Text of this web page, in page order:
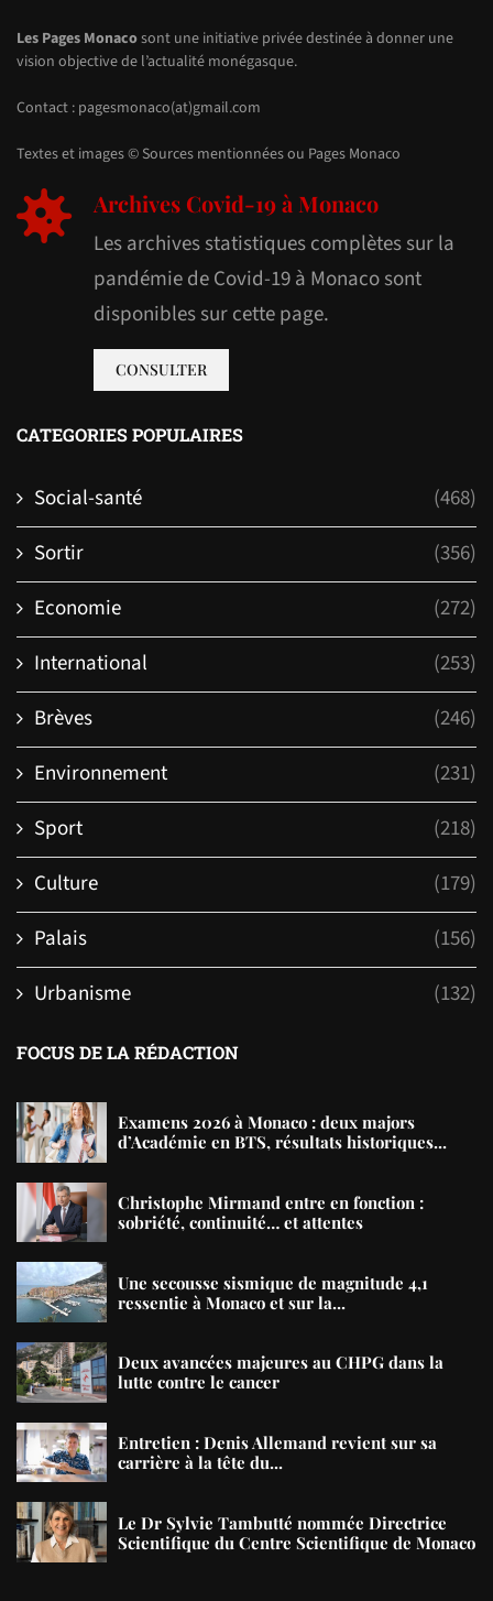
Les Pages Monacosont une initiative privée destinée à donner une
vision objective de l’actualité monégasque.
Contact : pagesmonaco(at)gmail.com
Textes et images © Sources mentionnées ou Pages Monaco
Archives Covid-19 à Monaco
Les archives statistiques complètes sur la
pandémie de Covid-19 à Monaco sont
disponibles sur cette page.
CONSULTER
CATEGORIES POPULAIRES
Social-santé
(468)
Sortir
(356)
Economie
(272)
International
(253)
Brèves
(246)
Environnement
(231)
Sport
(218)
Culture
(179)
Palais
(156)
Urbanisme
(132)
FOCUS DE LA RÉDACTION
Examens 2026 à Monaco : deux majors
d’Académie en BTS, résultats historiques...
Christophe Mirmand entre en fonction :
sobriété, continuité… et attentes
Une secousse sismique de magnitude 4,1
ressentie à Monaco et sur la...
Deux avancées majeures au CHPG dans la
lutte contre le cancer
Entretien : Denis Allemand revient sur sa
carrière à la tête du...
Le Dr Sylvie Tambutté nommée Directrice
Scientifique du Centre Scientifique de Monaco